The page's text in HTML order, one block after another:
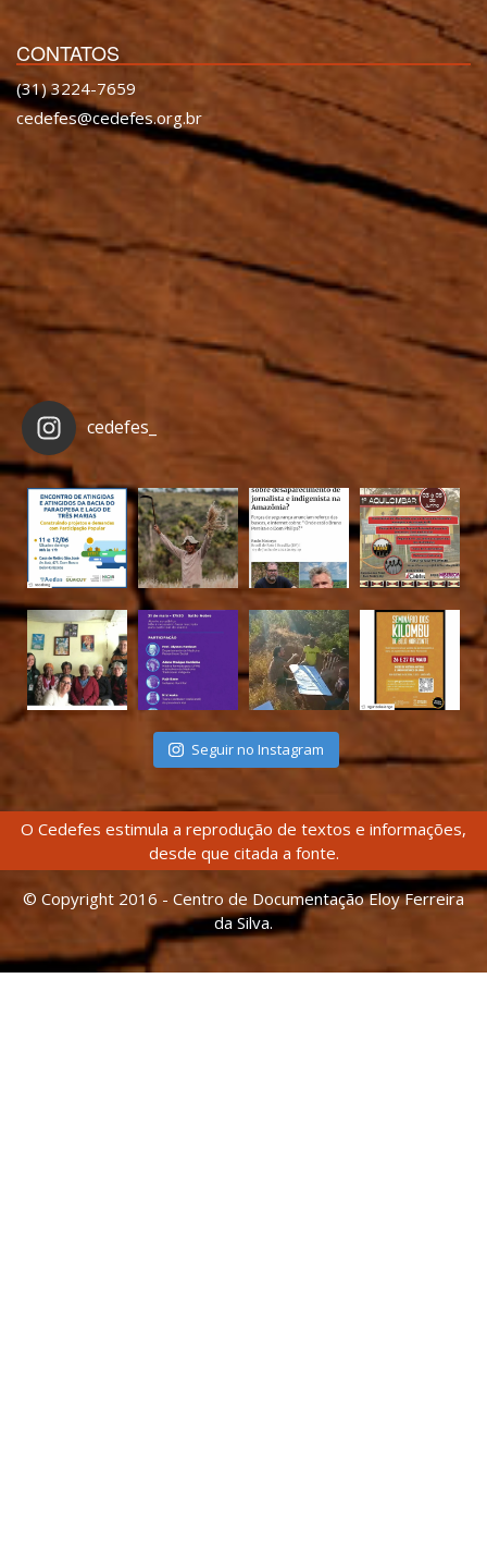
CONTATOS
(31) 3224-7659
cedefes@cedefes.org.br
cedefes_
Seguir no Instagram
O Cedefes estimula a reprodução de textos e informações,
desde que citada a fonte.
© Copyright 2016 - Centro de Documentação Eloy Ferreira
da Silva.